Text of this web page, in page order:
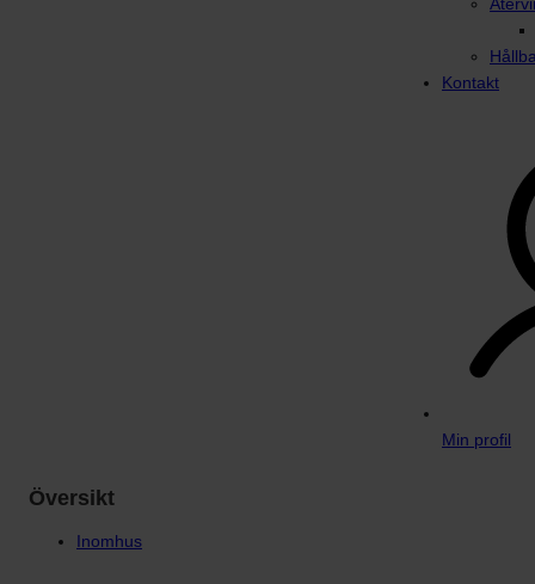
Kontakt
Min profil
Översikt
Inomhus